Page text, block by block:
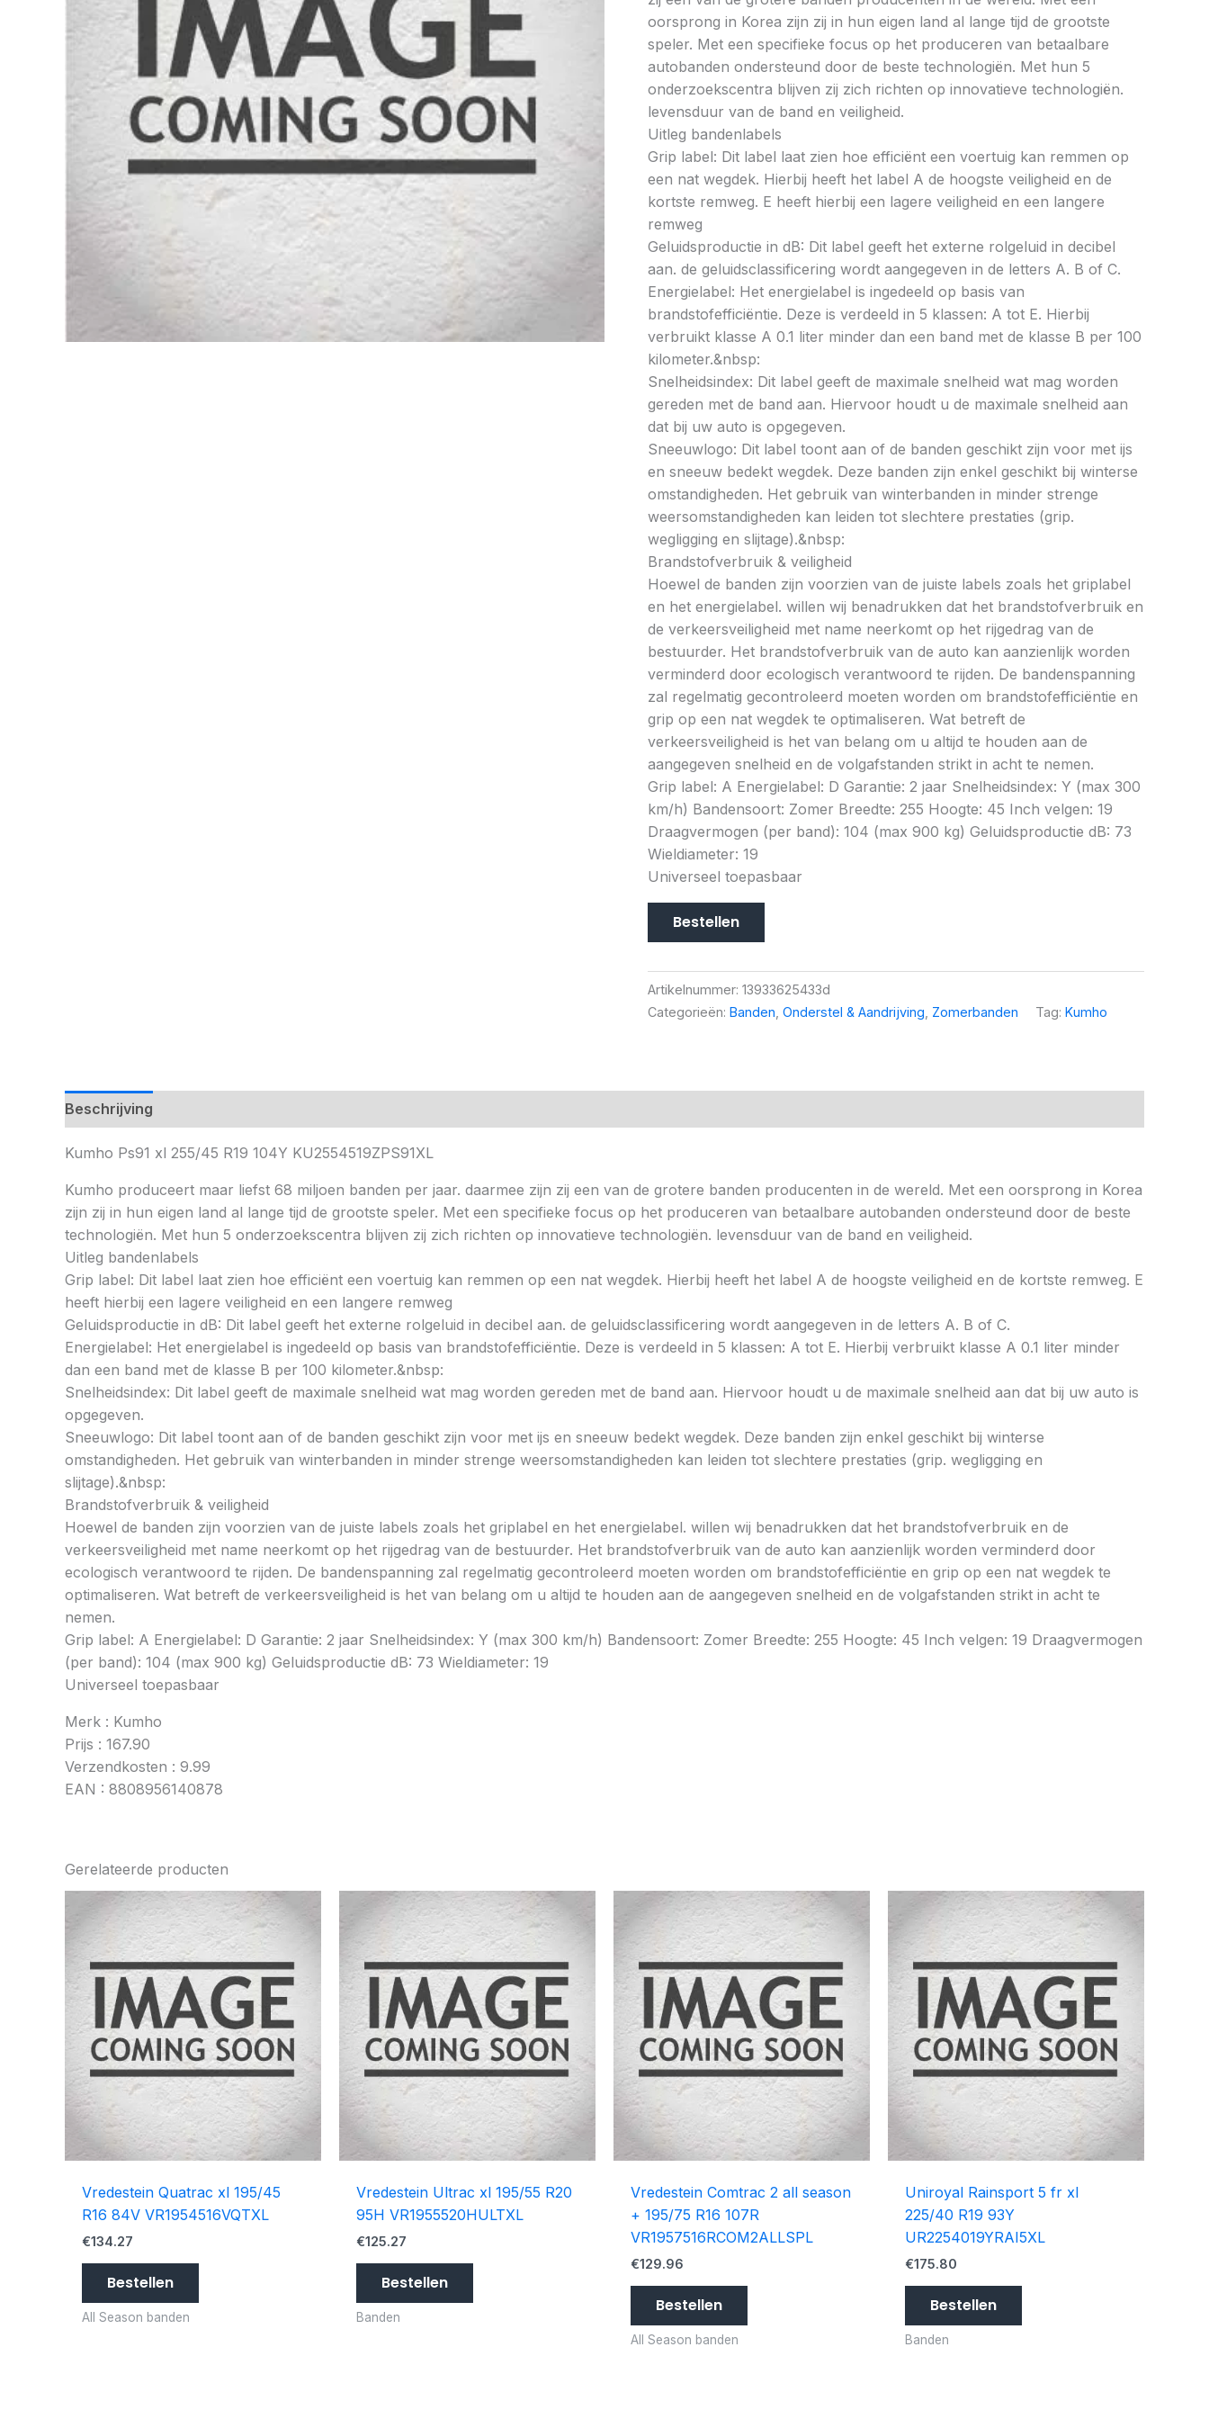
oorsprong in Korea zijn zij in hun eigen land al lange tijd de grootste
speler. Met een specifieke focus op het produceren van betaalbare
autobanden ondersteund door de beste technologiën. Met hun 5
onderzoekscentra blijven zij zich richten op innovatieve technologiën.
levensduur van de band en veiligheid.
Uitleg bandenlabels
Grip label: Dit label laat zien hoe efficiënt een voertuig kan remmen op
een nat wegdek. Hierbij heeft het label A de hoogste veiligheid en de
kortste remweg. E heeft hierbij een lagere veiligheid en een langere
remweg
Geluidsproductie in dB: Dit label geeft het externe rolgeluid in decibel
aan. de geluidsclassificering wordt aangegeven in de letters A. B of C.
Energielabel: Het energielabel is ingedeeld op basis van
brandstofefficiëntie. Deze is verdeeld in 5 klassen: A tot E. Hierbij
verbruikt klasse A 0.1 liter minder dan een band met de klasse B per 100
kilometer.&nbsp:
Snelheidsindex: Dit label geeft de maximale snelheid wat mag worden
gereden met de band aan. Hiervoor houdt u de maximale snelheid aan
dat bij uw auto is opgegeven.
Sneeuwlogo: Dit label toont aan of de banden geschikt zijn voor met ijs
en sneeuw bedekt wegdek. Deze banden zijn enkel geschikt bij winterse
omstandigheden. Het gebruik van winterbanden in minder strenge
weersomstandigheden kan leiden tot slechtere prestaties (grip.
wegligging en slijtage).&nbsp:
Brandstofverbruik & veiligheid
Hoewel de banden zijn voorzien van de juiste labels zoals het griplabel
en het energielabel. willen wij benadrukken dat het brandstofverbruik en
de verkeersveiligheid met name neerkomt op het rijgedrag van de
bestuurder. Het brandstofverbruik van de auto kan aanzienlijk worden
verminderd door ecologisch verantwoord te rijden. De bandenspanning
zal regelmatig gecontroleerd moeten worden om brandstofefficiëntie en
grip op een nat wegdek te optimaliseren. Wat betreft de
verkeersveiligheid is het van belang om u altijd te houden aan de
aangegeven snelheid en de volgafstanden strikt in acht te nemen.
Grip label: A Energielabel: D Garantie: 2 jaar Snelheidsindex: Y (max 300
km/h) Bandensoort: Zomer Breedte: 255 Hoogte: 45 Inch velgen: 19
Draagvermogen (per band): 104 (max 900 kg) Geluidsproductie dB: 73
Wieldiameter: 19
Universeel toepasbaar
Bestellen
Artikelnummer: 13933625433d
Categorieën: Banden Onderstel & Aandrijving Zomerbanden Tag: Kumho
Beschrijving
Kumho Ps91 xl 255/45 R19 104Y KU2554519ZPS91XL
Kumho produceert maar liefst 68 miljoen banden per jaar. daarmee zijn zij een van de grotere banden producenten in de wereld. Met een oorsprong in Korea
zijn zij in hun eigen land al lange tijd de grootste speler. Met een specifieke focus op het produceren van betaalbare autobanden ondersteund door de beste
technologiën. Met hun 5 onderzoekscentra blijven zij zich richten op innovatieve technologiën. levensduur van de band en veiligheid.
Uitleg bandenlabels
Grip label: Dit label laat zien hoe efficiënt een voertuig kan remmen op een nat wegdek. Hierbij heeft het label A de hoogste veiligheid en de kortste remweg. E
heeft hierbij een lagere veiligheid en een langere remweg
Geluidsproductie in dB: Dit label geeft het externe rolgeluid in decibel aan. de geluidsclassificering wordt aangegeven in de letters A. B of C.
Energielabel: Het energielabel is ingedeeld op basis van brandstofefficiëntie. Deze is verdeeld in 5 klassen: A tot E. Hierbij verbruikt klasse A 0.1 liter minder
dan een band met de klasse B per 100 kilometer.&nbsp:
Snelheidsindex: Dit label geeft de maximale snelheid wat mag worden gereden met de band aan. Hiervoor houdt u de maximale snelheid aan dat bij uw auto is
opgegeven.
Sneeuwlogo: Dit label toont aan of de banden geschikt zijn voor met ijs en sneeuw bedekt wegdek. Deze banden zijn enkel geschikt bij winterse
omstandigheden. Het gebruik van winterbanden in minder strenge weersomstandigheden kan leiden tot slechtere prestaties (grip. wegligging en
slijtage).&nbsp:
Brandstofverbruik & veiligheid
Hoewel de banden zijn voorzien van de juiste labels zoals het griplabel en het energielabel. willen wij benadrukken dat het brandstofverbruik en de
verkeersveiligheid met name neerkomt op het rijgedrag van de bestuurder. Het brandstofverbruik van de auto kan aanzienlijk worden verminderd door
ecologisch verantwoord te rijden. De bandenspanning zal regelmatig gecontroleerd moeten worden om brandstofefficiëntie en grip op een nat wegdek te
optimaliseren. Wat betreft de verkeersveiligheid is het van belang om u altijd te houden aan de aangegeven snelheid en de volgafstanden strikt in acht te
nemen.
Grip label: A Energielabel: D Garantie: 2 jaar Snelheidsindex: Y (max 300 km/h) Bandensoort: Zomer Breedte: 255 Hoogte: 45 Inch velgen: 19 Draagvermogen
(per band): 104 (max 900 kg) Geluidsproductie dB: 73 Wieldiameter: 19
Universeel toepasbaar
Merk : Kumho
Prijs : 167.90
Verzendkosten : 9.99
EAN : 8808956140878
Gerelateerde producten
Vredestein Quatrac xl 195/45
R16 84V VR1954516VQTXL
€134.27
Bestellen
All Season banden
Vredestein Ultrac xl 195/55 R20
95H VR1955520HULTXL
€125.27
Bestellen
Banden
Vredestein Comtrac 2 all season
+ 195/75 R16 107R
VR1957516RCOM2ALLSPL
€129.96
Bestellen
All Season banden
Uniroyal Rainsport 5 fr xl
225/40 R19 93Y
UR2254019YRAI5XL
€175.80
Bestellen
Banden